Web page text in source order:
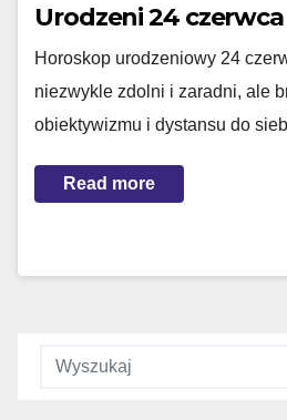
Urodzeni 24 czerwca
Horoskop urodzeniowy 24
niezwykle zdolni i zaradni, ale
obiektywizmu i dystansu do
Read more